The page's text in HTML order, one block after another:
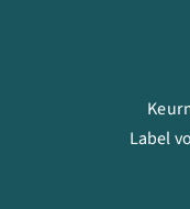
Label